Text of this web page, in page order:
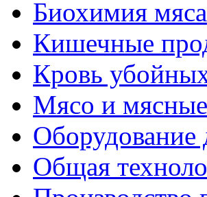
Биохимия мяса
Кишечные
Кровь
Мясо и
Оборудование
Общая